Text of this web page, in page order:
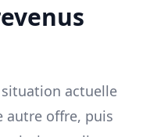
actuelle
autre offre, puis